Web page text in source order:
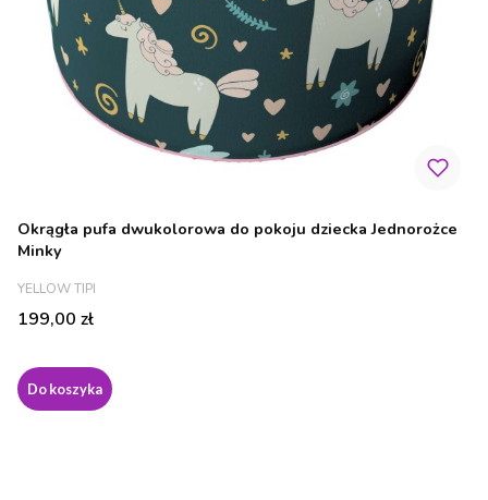
Okrągła pufa dwukolorowa do pokoju dziecka Jednorożce
Minky
PRODUCENT
YELLOW TIPI
Cena
199,00 zł
Do koszyka